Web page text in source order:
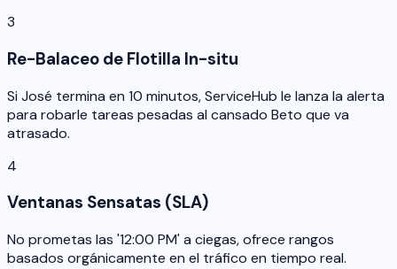
3
Re-Balaceo de Flotilla In-situ
Si José termina en 10 minutos, ServiceHub le lanza la alerta
para robarle tareas pesadas al cansado Beto que va
atrasado.
4
Ventanas Sensatas (SLA)
No prometas las '12:00 PM' a ciegas, ofrece rangos
basados orgánicamente en el tráfico en tiempo real.